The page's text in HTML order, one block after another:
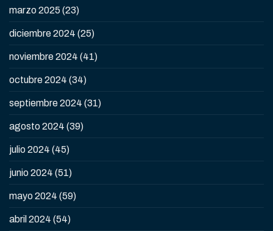
marzo 2025 (23)
diciembre 2024 (25)
noviembre 2024 (41)
octubre 2024 (34)
septiembre 2024 (31)
agosto 2024 (39)
julio 2024 (45)
junio 2024 (51)
mayo 2024 (59)
abril 2024 (54)